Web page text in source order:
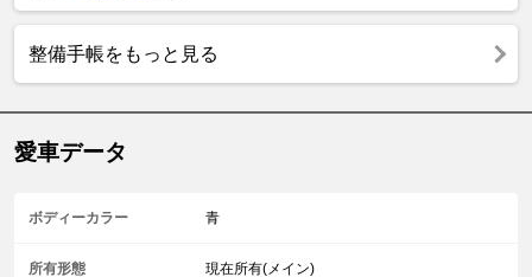
整備手帳をもっと見る
愛車データ
ボディーカラー 青
所有形態 現在所有(メイン)